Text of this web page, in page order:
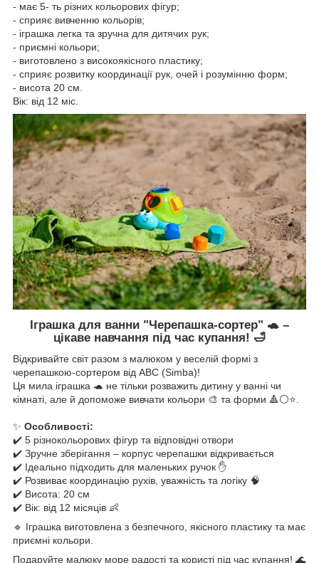
- має 5- ть різних кольорових фігур;
- сприяє вивченню кольорів;
- іграшка легка та зручна для дитячих рук;
- приємні кольори;
- виготовлено з високоякісного пластику;
- сприяє розвитку координації рук, очей і розумінню форм;
- висота 20 см.
Вік: від 12 міс.
Іграшка для ванни "Черепашка-сортер" 🐢 –
цікаве навчання під час купання! 🛁
Відкривайте світ разом з малюком у веселій формі з
черепашкою-сортером від ABC (Simba)!
Ця мила іграшка 🐢 не тільки розважить дитину у ванні чи
кімнаті, але й допоможе вивчати кольори 🎨 та форми 🔺⚪⭐.
✨ Особливості:
✔️ 5 різнокольорових фігур та відповідні отвори
✔️ Зручне зберігання – корпус черепашки відкривається
✔️ Ідеально підходить для маленьких ручок ✋
✔️ Розвиває координацію рухів, уважність та логіку 🧠
✔️ Висота: 20 см
✔️ Вік: від 12 місяців 👶
🔹 Іграшка виготовлена з безпечного, якісного пластику та має
приємні кольори.
Подаруйте малюку море радості та користі під час купання! 🌊